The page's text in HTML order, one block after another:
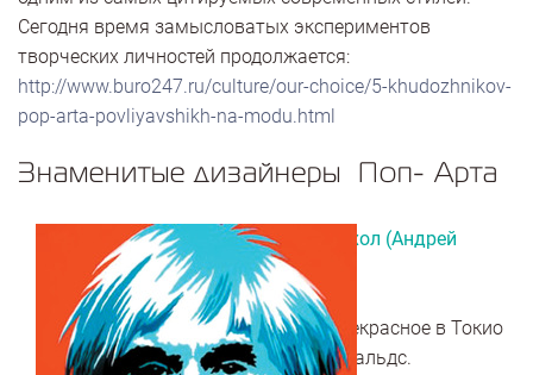
Сегодня время замысловатых экспериментов
творческих личностей продолжается:
http://www.buro247.ru/culture/our-choice/5-khudozhnikov-
pop-arta-povliyavshikh-na-modu.html
Знаменитые дизайнеры Поп- Арта
Энди Уорхол (Андрей
Вархола)
Самое прекрасное в Токио
— Макдональдс.